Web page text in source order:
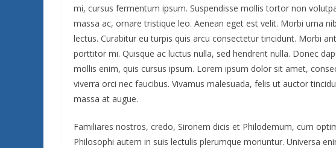
mi, cursus fermentum ipsum. Suspendisse mollis tortor non
massa ac, ornare tristique leo. Aenean eget est velit. Morbi urna
lectus. Curabitur eu turpis quis arcu consectetur tincidunt. Morbi
porttitor mi. Quisque ac luctus nulla, sed hendrerit nulla. Donec
mollis enim, quis cursus ipsum. Lorem ipsum dolor sit amet,
viverra orci nec faucibus. Vivamus malesuada, felis ut auctor
massa at augue.
Familiares nostros, credo, Sironem dicis et Philodemum, cum
Philosophi autem in suis lectulis plerumque moriuntur. Universa